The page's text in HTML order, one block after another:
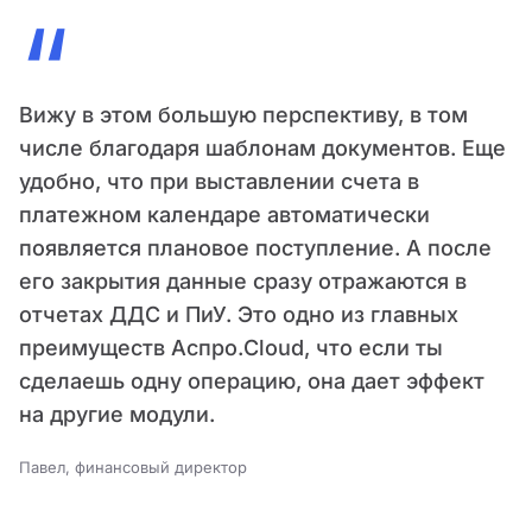
“
Вижу в этом большую перспективу, в том
числе благодаря шаблонам документов. Еще
удобно, что при выставлении счета в
платежном календаре автоматически
появляется плановое поступление. А после
его закрытия данные сразу отражаются в
отчетах ДДС и ПиУ. Это одно из главных
преимуществ Аспро.Cloud, что если ты
сделаешь одну операцию, она дает эффект
на другие модули.
Павел, финансовый директор